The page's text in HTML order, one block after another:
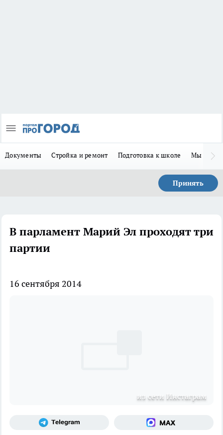
Документы Стройка и ремонт Подготовка к школе Мы в MAX
Принять
В парламент Марий Эл проходят три
партии
16 сентября 2014
из сети Инстаграм